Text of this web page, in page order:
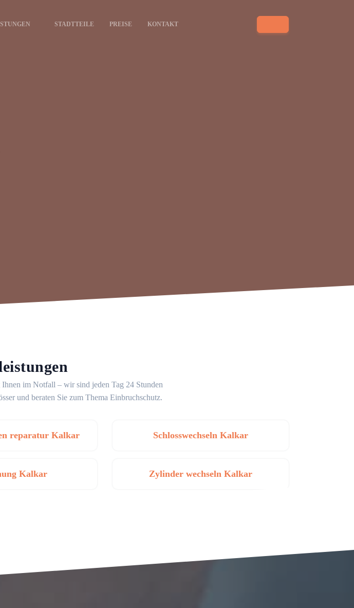
STADTTEILE PREISE KONTAKT
im Notfall – wir sind jeden Tag 24 Stunden
und beraten Sie zum Thema Einbruchschutz.
reparatur Kalkar Schlosswechseln Kalkar
Kalkar Zylinder wechseln Kalkar